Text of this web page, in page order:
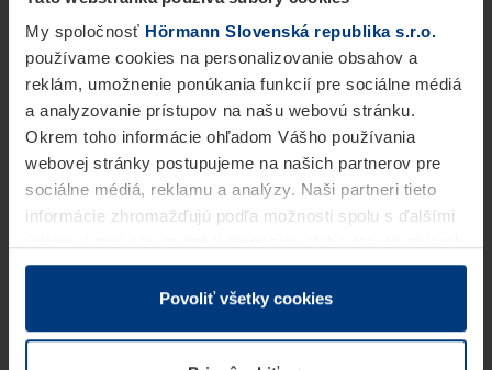
My spoločnosť Hörmann Slovenská republika s.r.o.
používame cookies na personalizovanie obsahov a
reklám, umožnenie ponúkania funkcií pre sociálne médiá
a analyzovanie prístupov na našu webovú stránku.
Okrem toho informácie ohľadom Vášho používania
webovej stránky postupujeme na našich partnerov pre
sociálne médiá, reklamu a analýzy. Naši partneri tieto
informácie zhromažďujú podľa možnosti spolu s ďalšími
v rámci Vášho využívania služieb.
Z právneho hľadiska môžeme cookies ukladať na Vašom
prevádzku tejto stránky. Pre všetky ostatné typy cookie
Povoliť všetky cookies